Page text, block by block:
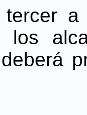
tercer
los